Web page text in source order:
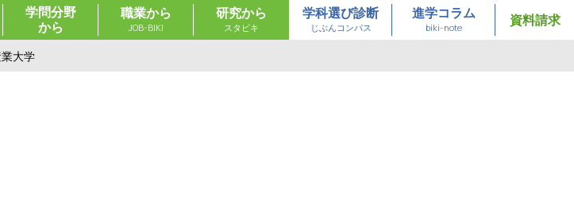
学問分野
から
職業から
JOB-BIKI
研究から
スタビキ
学科選び診断
じぶんコンパス
進学コラム
biki-note
資料請求
大学